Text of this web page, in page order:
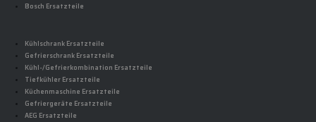
Bosch Ersatzteile
Kühlschrank Ersatzteile
Gefrierschrank Ersatzteile
Kühl-/Gefrierkombination Ersatzteile
Tiefkühler Ersatzteile
Küchenmaschine Ersatzteile
Gefriergeräte Ersatzteile
AEG Ersatzteile